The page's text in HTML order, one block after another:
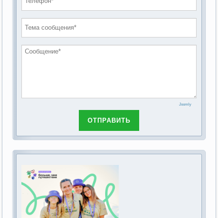
обсуждению Федерального закона Российской
основах социального обслуживания граждан в
2019 год
2018 год
Joomly
ОТПРАВИТЬ